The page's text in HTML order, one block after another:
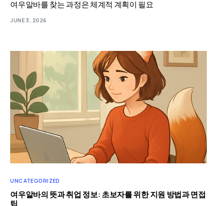
여우알바를 찾는 과정은 체계적 계획이 필요
JUNE 3, 2026
UNCATEGORIZED
여우알바의 뜻과 취업 정보: 초보자를 위한 지원 방법과 면접
팁